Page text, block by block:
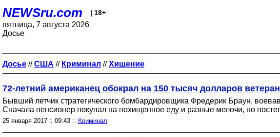
NEWSru.com | 18+
пятница, 7 августа 2026
Досье
Досье //США // Криминал //Хищение
72-летний американец обокрал на 150 тысяч долларов
Бывший летчик стратегического бомбардировщика Фредерик Браун,
Сначала пенсионер покупал на похищенное еду и разные мелочи, но
25 января 2017 г. 09:43 :: Криминал